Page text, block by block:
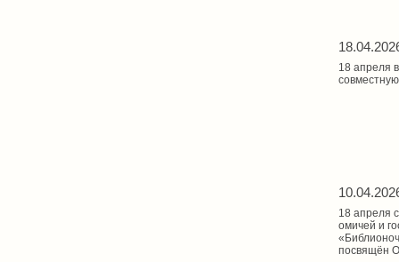
18 апреля
18 апреля
омичей и
посвящён